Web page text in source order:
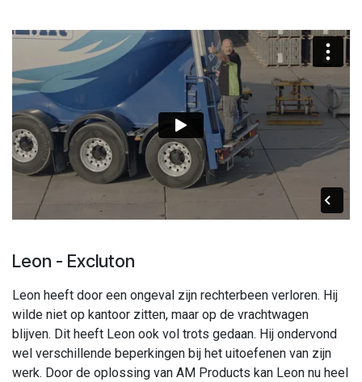
Leon - Excluton
Leon heeft door een ongeval zijn rechterbeen verloren. Hij
wilde niet op kantoor zitten, maar op de vrachtwagen
blijven. Dit heeft Leon ook vol trots gedaan. Hij ondervond
wel verschillende beperkingen bij het uitoefenen van zijn
werk. Door de oplossing van AM Products kan Leon nu heel